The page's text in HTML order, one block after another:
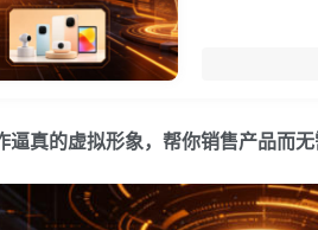
真的虚拟形象，帮你销售产品而无